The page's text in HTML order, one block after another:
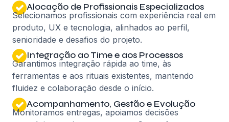
Alocação de Profissionais Especializados
Selecionamos profissionais com experiência real em
produto, UX e tecnologia, alinhados ao perfil,
senioridade e desafios do projeto.
Integração ao Time e aos Processos
Garantimos integração rápida ao time, às
ferramentas e aos rituais existentes, mantendo
fluidez e colaboração desde o início.
Acompanhamento, Gestão e Evolução
Monitoramos entregas, apoiamos decisões